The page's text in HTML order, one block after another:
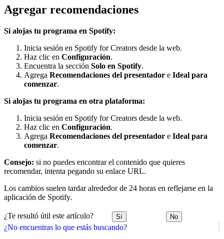
¿No encuentras lo que estás buscando?
Agregar recomendaciones
Si alojas tu programa en Spotify:
Inicia sesión en Spotify for Creators desde la web.
Haz clic en Configuración.
Encuentra la sección Solo en Spotify.
Agrega Recomendaciones del presentador e Ideal para
comenzar.
Si alojas tu programa en otra plataforma:
Inicia sesión en Spotify for Creators desde la web.
Haz clic en Configuración.
Agrega Recomendaciones del presentador e Ideal para
comenzar.
Consejo: si no puedes encontrar el contenido que quieres
recomendar, intenta pegando su enlace URL.
Los cambios suelen tardar alrededor de 24 horas en reflejarse en la
aplicación de Spotify.
¿Te resultó útil este artículo? Sí No